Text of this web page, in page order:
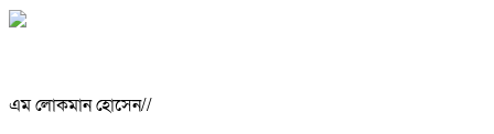
এম লোকমান হোসেন//